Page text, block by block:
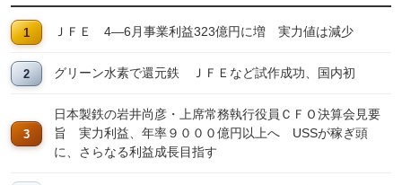
ＪＦＥ 4―6月事業利益323億円に増 実力値は減少
グリーン水素で還元鉄 ＪＦＥなど試作成功、国内初
日本製鉄の岩井尚彦・上席常務執行役員ＣＦＯ決算会見要
旨 実力利益、年率９０００億円以上へ USSが稼ぎ頭
に、さらなる利益成長目指す